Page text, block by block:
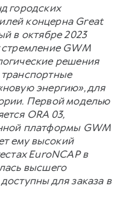
городских
концерна Great
в октябре 2023
стремление GWM
решения
энергию», для
Первой моделью
ORA 03,
платформы GWM
ему высокий
EuroNCAP в
высшего
для заказа в